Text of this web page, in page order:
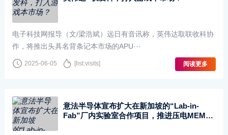
电子科技网报导（文/梁浩斌）远日有音讯称，英伟达取联收科协
作，将推出头具名背条记本市场的APU···
2025-06-05 [list:visits] 阅读更多
意法半导体宣布扩大在新加坡的“Lab-in-
Fab”厂内实验室合作项目，推进压电MEMS